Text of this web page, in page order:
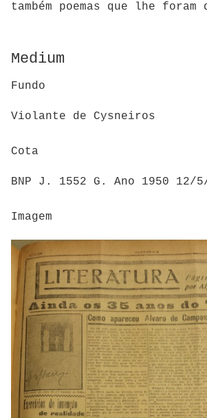
também poemas que lhe foram
Medium
Fundo
Violante de Cysneiros
Cota
BNP J. 1552 G. Ano 1950 12/
Imagem